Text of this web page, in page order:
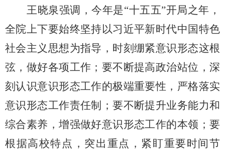
王晓泉强调，今年是“十五五”开局之年，
全院上下要始终坚持以习近平新时代中国特色
社会主义思想为指导，时刻绷紧意识形态这根
弦，做好各项工作；要不断提高政治站位，深
刻认识意识形态工作的极端重要性，严格落实
意识形态工作责任制；要不断提升业务能力和
综合素养，增强做好意识形态工作的本领；要
根据高校特点，突出重点，紧盯重要时间节